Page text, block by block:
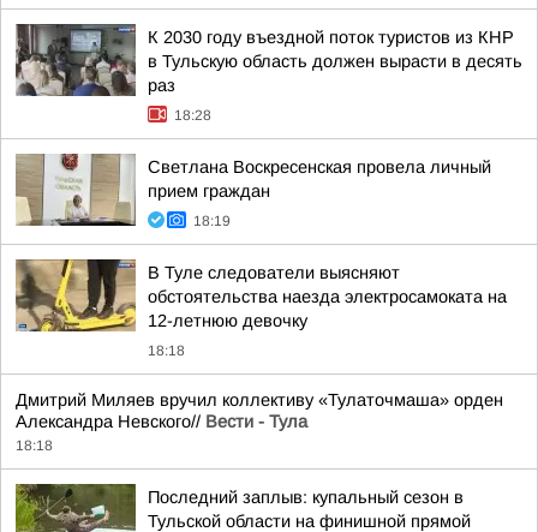
К 2030 году въездной поток туристов из КНР
в Тульскую область должен вырасти в десять
раз
18:28
Светлана Воскресенская провела личный
прием граждан
18:19
В Туле следователи выясняют
обстоятельства наезда электросамоката на
12-летнюю девочку
18:18
Дмитрий Миляев вручил коллективу «Тулаточмаша» орден
Александра Невского// Вести - Тула
18:18
Последний заплыв: купальный сезон в
Тульской области на финишной прямой